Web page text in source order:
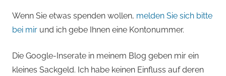
Wenn Sie etwas spenden wollen, melden Sie sich bitte
bei mir und ich gebe Ihnen eine Kontonummer.
Die Google-Inserate in meinem Blog geben mir ein
kleines Sackgeld. Ich habe keinen Einfluss auf deren